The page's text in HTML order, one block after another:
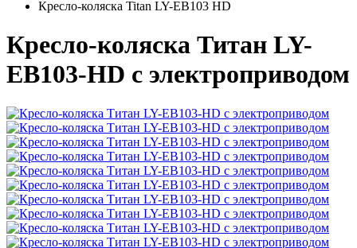
Кресло-коляска Titan LY-EB103 HD
Кресло-коляска Титан LY-
EB103-HD c электроприводом